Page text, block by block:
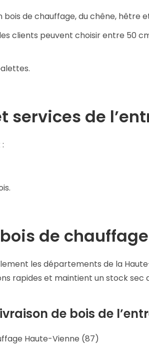
bois de chauffage, du chêne, hêtre
clients peuvent choisir entre 50
services de
de chauffage
les départements de la
rapides et maintient un stock sec
de bois de
Haute-Vienne (87)